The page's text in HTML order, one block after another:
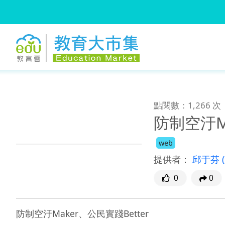
點閱數：1,266 次
防制空汙
web
提供者： 邱于芬
0 0
防制空汙Maker、公民實踐Better